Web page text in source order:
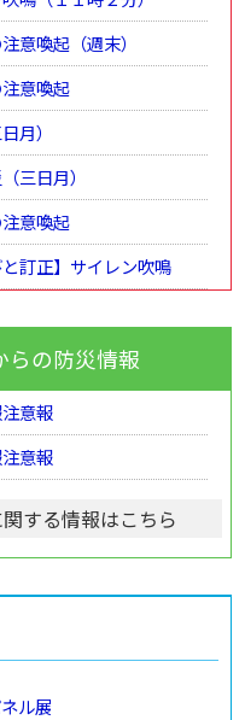
意喚起（週末）
意喚起
月）
三日月）
意喚起
と訂正】サイレン吹鳴
らの防災情報
意報
意報
する情報はこちら
ル展